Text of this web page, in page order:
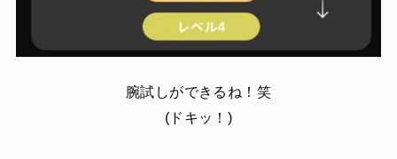
腕試しができるね！笑
(ドキッ！)